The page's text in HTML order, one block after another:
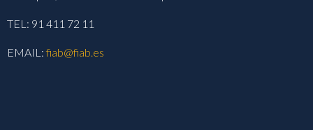
TEL: 91 411 72 11
EMAIL:fiab@fiab.es